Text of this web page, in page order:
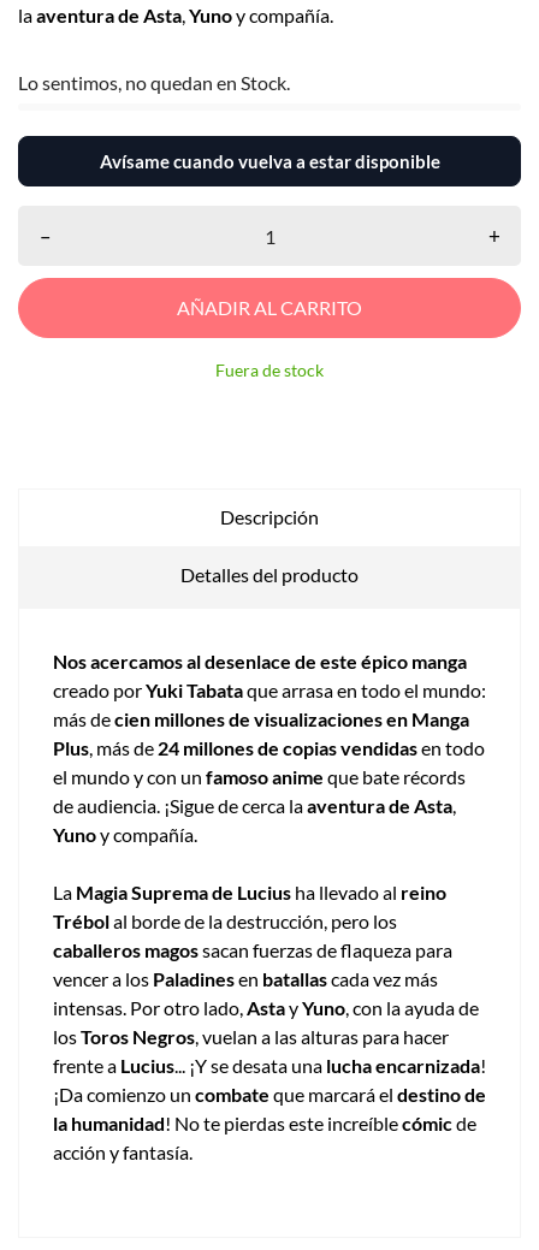
laaventura de Asta,Yunoy compañía.
Lo sentimos, no quedan en Stock.
Avísame cuando vuelva a estar disponible
– +
AÑADIR AL CARRITO
Fuera de stock
Descripción
Detalles del producto
Nos acercamos al desenlace de este épico manga
creado porYuki Tabataque arrasa en todo el mundo:
más decien millones de visualizaciones en Manga
Plus, más de 24 millones de copias vendidasen todo
el mundo y con un famoso anime que bate récords
de audiencia. ¡Sigue de cerca laaventura de Asta,
Yunoy compañía.
La Magia Suprema de Lucius ha llevado al reino
Trébolal borde de la destrucción, pero los
caballeros magossacan fuerzas de flaqueza para
vencer a los Paladinesen batallascada vez más
intensas. Por otro lado,AstayYuno, con la ayuda de
losToros Negros, vuelan a las alturas para hacer
frente a Lucius... ¡Y se desata una lucha encarnizada!
¡Da comienzo un combate que marcará el destino de
la humanidad! No te pierdas este increíblecómicde
acción y fantasía.